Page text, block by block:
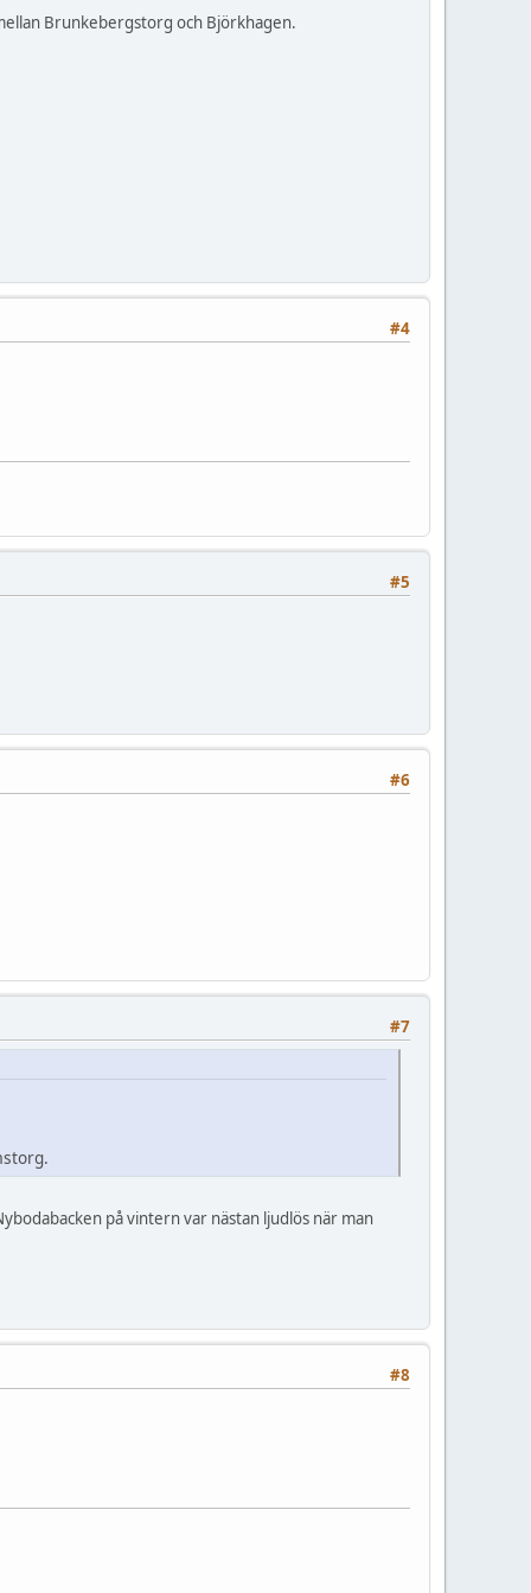
Brunkebergstorg och Björkhagen.
#4
#5
#6
#7
på vintern var nästan ljudlös när man
#8